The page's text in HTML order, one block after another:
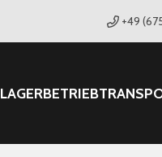
+49
LAGERBETRIEB